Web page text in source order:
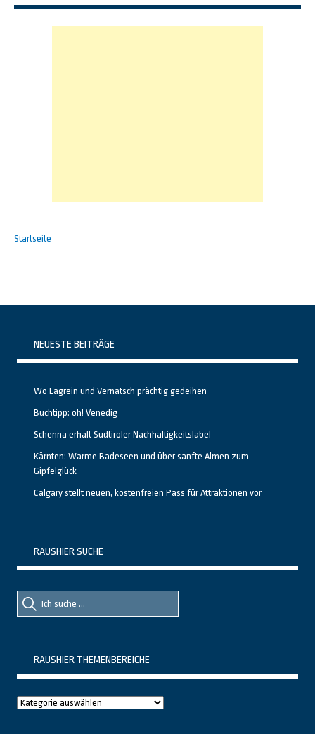
Startseite
NEUESTE BEITRÄGE
Wo Lagrein und Vernatsch prächtig gedeihen
Buchtipp: oh! Venedig
Schenna erhält Südtiroler Nachhaltigkeitslabel
Kärnten: Warme Badeseen und über sanfte Almen zum
Gipfelglück
Calgary stellt neuen, kostenfreien Pass für Attraktionen vor
RAUSHIER SUCHE
Suche
nach::
Suche
nach:
RAUSHIER THEMENBEREICHE
Raushier